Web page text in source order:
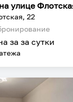
улице
22
за за сутки